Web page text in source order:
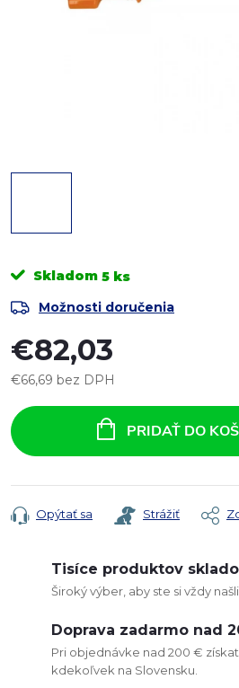
Skladom 5 ks
Možnosti doručenia
€82,03
€66,69 bez DPH
cena:
PRIDAŤ DO
Opýtať sa Strážiť
Tisíce produktov
Široký výber, aby ste si vždy
Doprava zadarmo nad
Pri objednávke nad 200 €
kdekoľvek na Slovensku.